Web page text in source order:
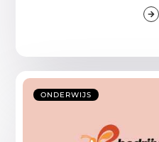
ONDERWIJS